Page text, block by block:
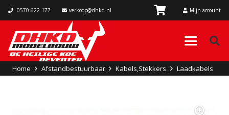
0570 622 177 verkoop@dhkd.nl Mijn account
Home Afstandbestuurbaar Kabels,Stekkers Laadkabels